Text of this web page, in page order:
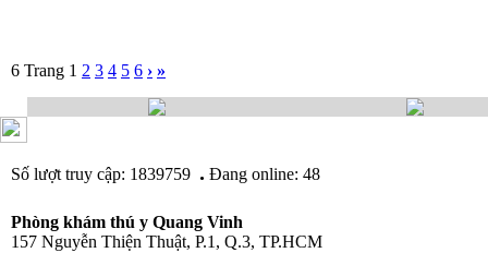
6 Trang 1 2 3 4 5 6 › »
Số lượt truy cập: 1839759 . Đang online: 48
Phòng khám thú y Quang Vinh
157 Nguyễn Thiện Thuật, P.1, Q.3, TP.HCM